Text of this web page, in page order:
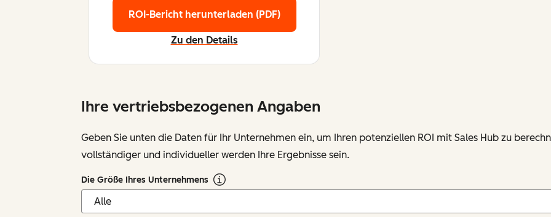
Ihre vertriebsbezogenen Angaben
Geben Sie unten die Daten für Ihr Unternehmen ein, um Ihren potenziellen ROI mit Sales Hub zu
vollständiger und individueller werden Ihre Ergebnisse sein.
Die Größe Ihres Unternehmens
Zu den Details
ROI-Bericht herunterladen (PDF)